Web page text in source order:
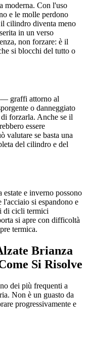
moderna. Con l'uso
e le molle perdono
cilindro diventa meno
in un verso
non forzare: è il
si blocchi del tutto o
— graffi attorno al
o danneggiato
forzarla. Anche se il
essere
valutare se basta una
del cilindro e del
e inverno possono
si espandono e
di cicli termici
si apre con difficoltà
termica.
Brianza
Si Risolve
dei più frequenti a
Non è un guasto da
progressivamente e